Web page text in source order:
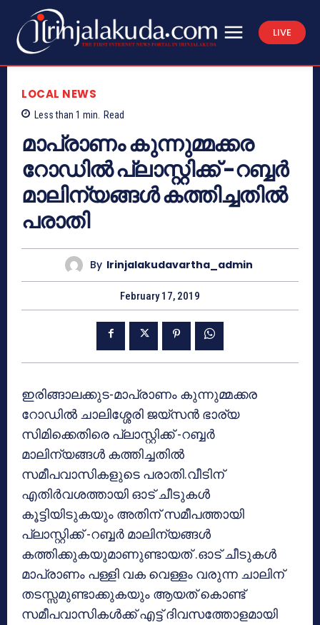
LIVE
LOCAL NEWS
Less than 1 min. Read
മാപ്രാണം കുന്നുമ്മക്കര
റോഡില്‍ പ്ലാസ്റ്റിക്ക് -റബ്ബര്‍
മാലിന്യങ്ങള്‍ കത്തിച്ചതില്‍
പരാതി
By Irinjalakudavartha_admin
February 17, 2019
ഇരിങ്ങാലക്കുട-മാപ്രാണം കുന്നുമ്മക്കര
റോഡില്‍ ചാലിശ്ശേരി ജയ്‌സന്‍ ഭാര്യ
സിമിക്കെതിരെ പ്ലാസ്റ്റിക്ക് -റബ്ബര്‍
മാലിന്യങ്ങള്‍ കത്തിച്ചതില്‍
സമീപവാസികളുടെ പരാതി.വീടിന്
എതിര്‍വശത്തായി ഓട് ചീടുകള്‍
കൂട്ടിയിടുകയും അതിന് സമീപത്തായി
പ്ലാസ്റ്റിക്ക് -റബ്ബര്‍ മാലിന്യങ്ങള്‍
കത്തിക്കുകയുമാണുണ്ടായത് .ഓട് ചീടുകള്‍
മാപ്രാണം പള്ളി വക വെള്ളം വരുന്ന ചാലിന്
തടസ്സമുണ്ടാക്കുകയും ആയത് കൊണ്ട്
സമീപവാസികള്‍ക്ക് എട്ട് ദിവസത്തോളമായി